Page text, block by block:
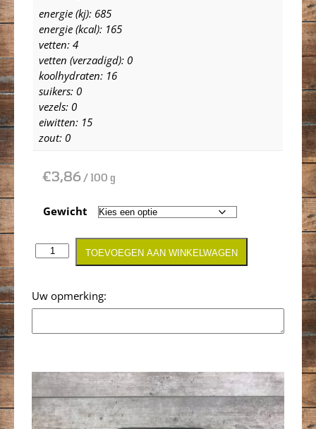
energie (kj): 685
energie (kcal): 165
vetten: 4
vetten (verzadigd): 0
koolhydraten: 16
suikers: 0
vezels: 0
eiwitten: 15
zout: 0
€3,86/ 100 g
Gewicht
Opmerking
TOEVOEGEN AAN WINKELWAGEN